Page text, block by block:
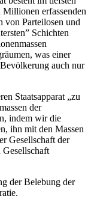
Millionen erfassenden
von Parteilosen und
Schichten
was einer
auch nur
Staatsapparat „zu
der
indem wir die
ihn mit den Massen
Gesellschaft der
der Belebung der